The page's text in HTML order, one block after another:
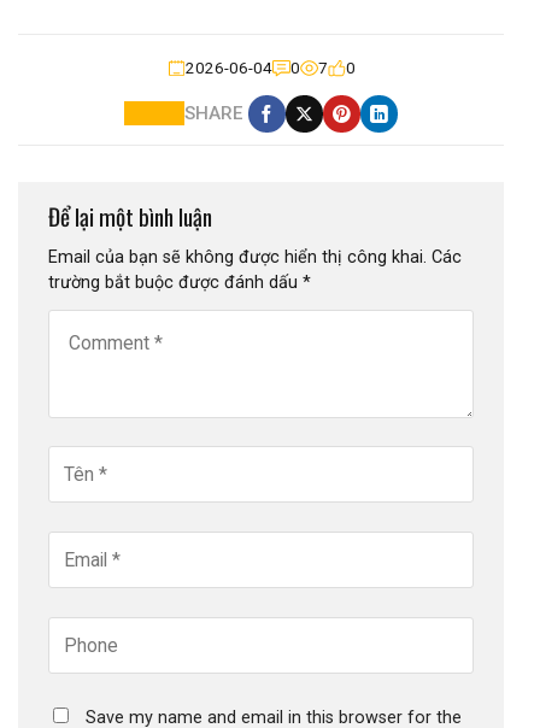
2026-06-04 0 7 0
SHARE
Để lại một bình luận
Email của bạn sẽ không được hiển thị công khai. Các
trường bắt buộc được đánh dấu *
Save my name and email in this browser for the